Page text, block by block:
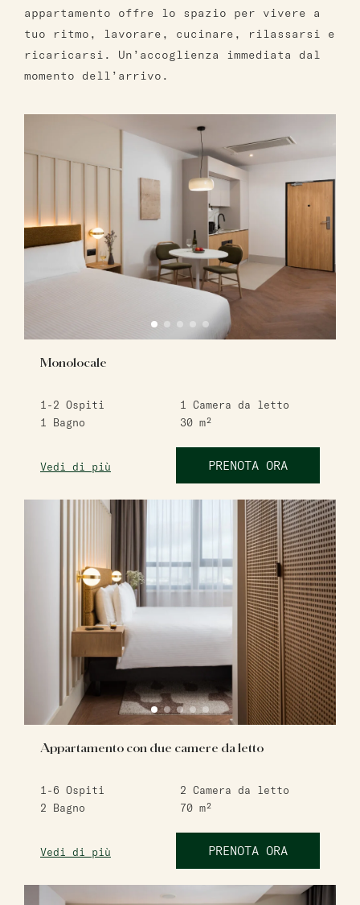
appartamento offre lo spazio per vivere a
tuo ritmo, lavorare, cucinare, rilassarsi e
ricaricarsi. Un’accoglienza immediata dal
momento dell’arrivo.
Monolocale
1-2 Ospiti 1
Camera da letto
1
Bagno 30 m²
Vedi di più PRENOTA ORA
Appartamento con due camere da letto
1-6 Ospiti 2 Camera da letto
2 Bagno 70 m²
Vedi di più PRENOTA ORA